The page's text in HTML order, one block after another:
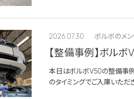
2026.07.30 ボルボのメ
【整備事例】ボル
本日はボルボV50の整備事
のタイミングでご入庫いただ